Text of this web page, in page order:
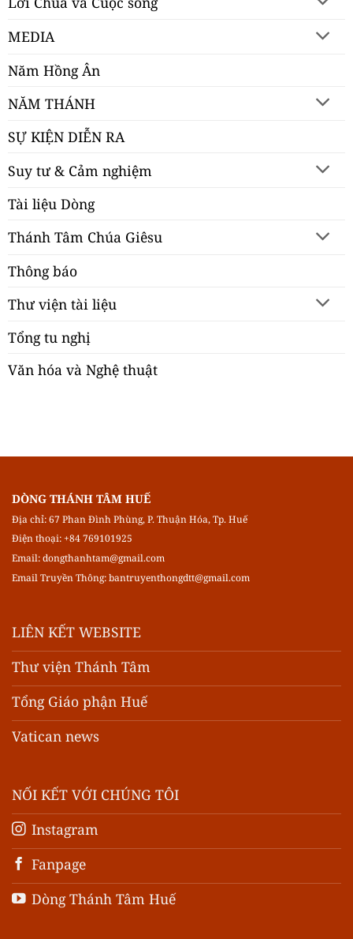
MEDIA
Năm Hồng Ân
NĂM THÁNH
SỰ KIỆN DIỄN RA
Suy tư & Cảm nghiệm
Tài liệu Dòng
Thánh Tâm Chúa Giêsu
Thông báo
Thư viện tài liệu
Tổng tu nghị
Văn hóa và Nghệ thuật
DÒNG THÁNH TÂM HUẾ
Địa chỉ: 67 Phan Đình Phùng, P. Thuận Hóa, Tp. Huế
Điện thoại: +84 769101925
Email:dongthanhtam@gmail.com
Email Truyền Thông:bantruyenthongdtt@gmail.com
LIÊN KẾT WEBSITE
Thư viện Thánh Tâm
Tổng Giáo phận Huế
Vatican news
NỐI KẾT VỚI CHÚNG TÔI
Instagram
Fanpage
Dòng Thánh Tâm Huế